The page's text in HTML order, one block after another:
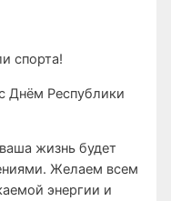
спорта!
Днём Республики
жизнь будет
Желаем всем
энергии и